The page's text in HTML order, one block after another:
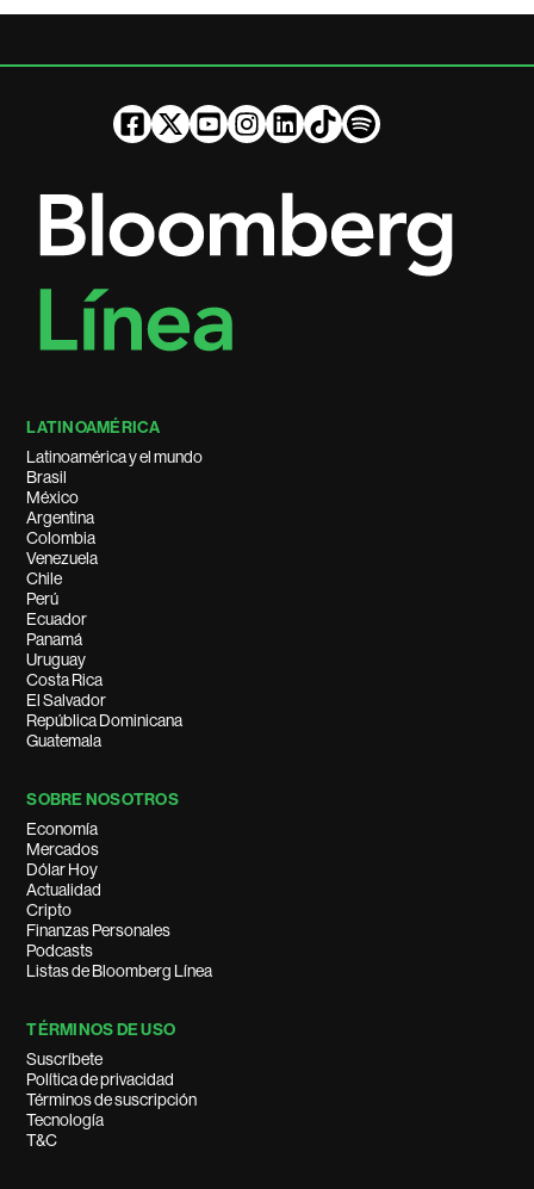
LATINOAMÉRICA
Latinoamérica y el mundo
Brasil
México
Argentina
Colombia
Venezuela
Chile
Perú
Ecuador
Panamá
Uruguay
Costa Rica
El Salvador
República Dominicana
Guatemala
SOBRE NOSOTROS
Economía
Mercados
Dólar Hoy
Actualidad
Cripto
Finanzas Personales
Podcasts
Listas de Bloomberg Línea
TÉRMINOS DE USO
Suscríbete
Política de privacidad
Términos de suscripción
Tecnología
T&C